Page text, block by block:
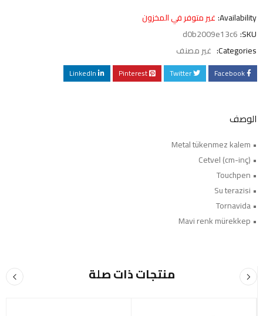
Availability: غير متوفر في المخزون
SKU:
d0b2009e13c6
Categories: غير مصنف
Facebook
Twitter
Pinterest
LinkedIn
الوصف
• Metal tükenmez kalem
• Cetvel (cm-inç)
• Touchpen
• Su terazisi
• Tornavida
• Mavi renk mürekkep
منتجات ذات صلة